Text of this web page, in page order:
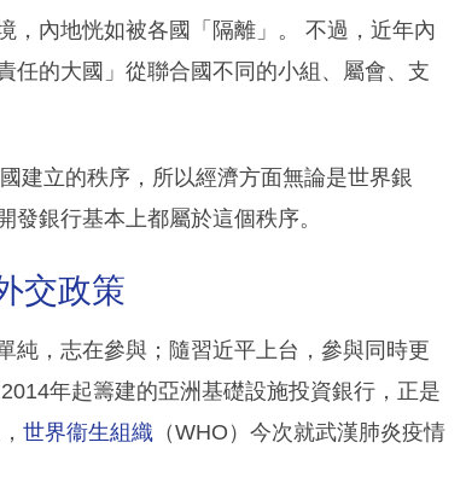
，內地恍如被各國「隔離」。 不過，近年內
任的大國」從聯合國不同的小組、屬會、支
建立的秩序，所以經濟方面無論是世界銀
銀行基本上都屬於這個秩序。
交政策
純，志在參與；隨習近平上台，參與同時更
年起籌建的亞洲基礎設施投資銀行，正是
世界衞生組織 （WHO）今次就武漢肺炎疫情